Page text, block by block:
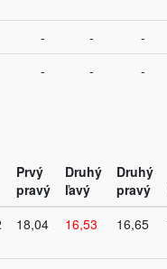
- - -
- - -
Prvý
pravý
Druhý
ľavý
Druhý
pravý
18,04 16,53 16,65